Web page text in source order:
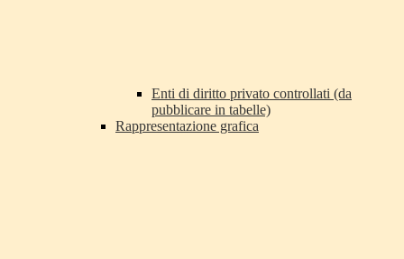
Enti di diritto privato controllati (da
pubblicare in tabelle)
Rappresentazione grafica